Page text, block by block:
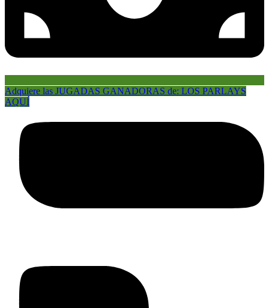
Adquiere las JUGADAS GANADORAS de: LOS PARLAYS
AQUÍ